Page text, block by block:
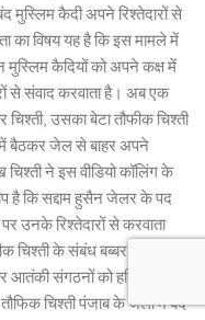
मुस्लिम कैदी अपने रिश्तेदारों से
का विषय यह है कि इस मामले में
मुस्लिम कैदियों को अपने कक्ष में
से संवाद करवाता है। अब एक
उसका बेटा तौफीक चिश्ती
बैठकर जेल से बाहर अपने
ने इस वीडियो कॉलिंग के
है कि सद्दाम हुसैन जेलर के पद
उनके रिश्तेदारों से करवाता
चिश्ती के संबंध बब्बर खालसा
संगठनों को हथियार और
चिश्ती पंजाब के जेलों में बंद